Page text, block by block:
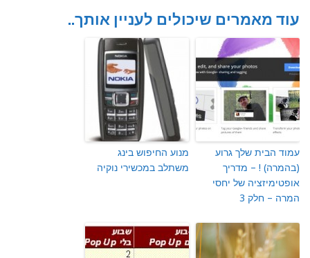
עוד מאמרים שיכולים לעניין אותך..
עמוד הבית שלך גרוע
(בהמרה) ! – מדריך
אופטימיזציה של יחסי
המרה – חלק 3
מנוע החיפוש בינג
משתלב במכשירי נוקיה